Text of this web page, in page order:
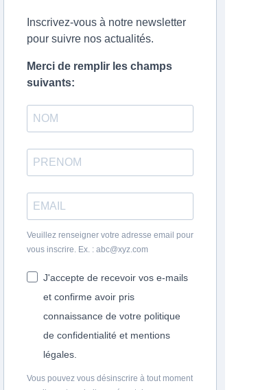
Inscrivez-vous à notre newsletter
pour suivre nos actualités.
Merci de remplir les champs
suivants:
Veuillez renseigner votre adresse email pour
vous inscrire. Ex. : abc@xyz.com
J'accepte de recevoir vos e-mails
et confirme avoir pris
connaissance de votre politique
de confidentialité et mentions
légales.
Vous pouvez vous désinscrire à tout moment